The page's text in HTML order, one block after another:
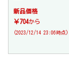
新品価格
￥704から
(2023/12/14 23:06時点)